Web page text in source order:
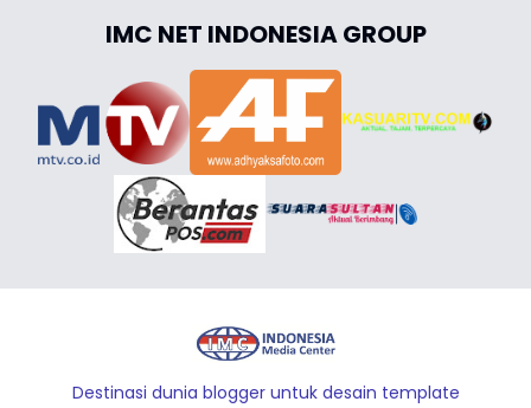
IMC NET INDONESIA GROUP
Destinasi dunia blogger untuk desain template